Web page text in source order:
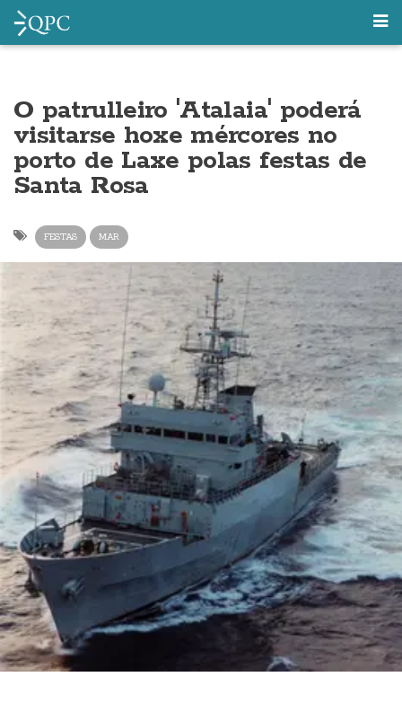
O patrulleiro 'Atalaia' poderá
visitarse hoxe mércores no
porto de Laxe polas festas de
Santa Rosa
FESTAS MAR